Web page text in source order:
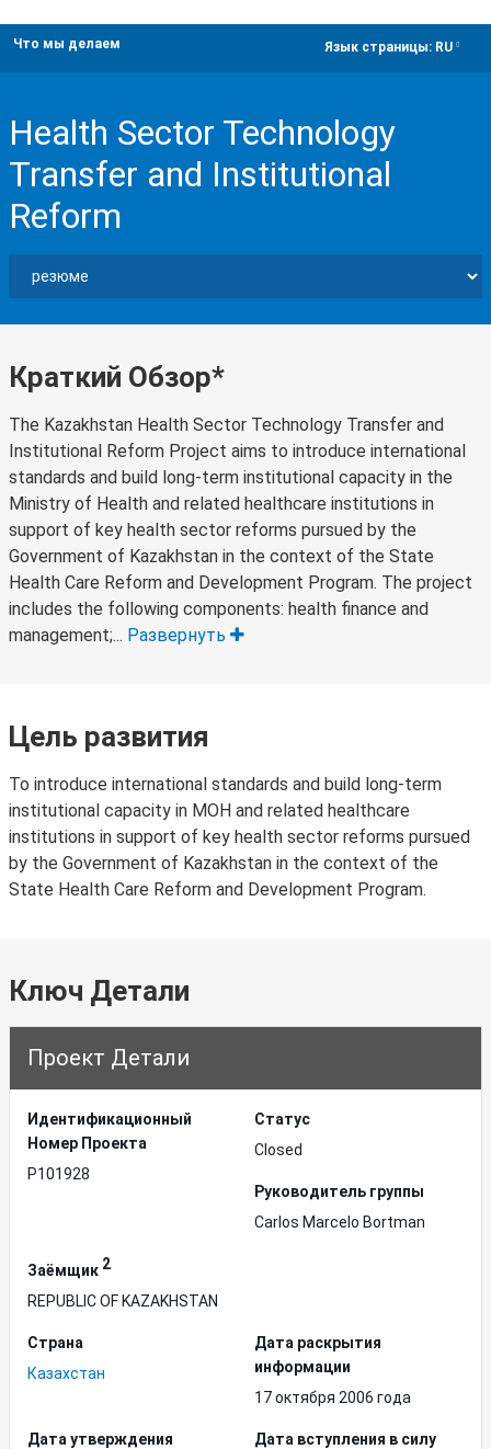
Что мы делаем Язык страницы: RU
Health Sector Technology
Transfer and Institutional
Reform
Краткий Обзор*
The Kazakhstan Health Sector Technology Transfer and
Institutional Reform Project aims to introduce international
standards and build long-term institutional capacity in the
Ministry of Health and related healthcare institutions in
support of key health sector reforms pursued by the
Government of Kazakhstan in the context of the State
Health Care Reform and Development Program. The project
includes the following components: health finance and
management;... Развернуть
Цель развития
To introduce international standards and build long-term
institutional capacity in MOH and related healthcare
institutions in support of key health sector reforms pursued
by the Government of Kazakhstan in the context of the
State Health Care Reform and Development Program.
Ключ Детали
Проект Детали
Идентификационный
Hомер Проекта
P101928
Статус
Closed
Руководитель группы
Carlos Marcelo Bortman
Заёмщик 2
REPUBLIC OF KAZAKHSTAN
Страна
Казахстан
Дата раскрытия
информации
17 октября 2006 года
Дата утверждения
Дата вступления в силу